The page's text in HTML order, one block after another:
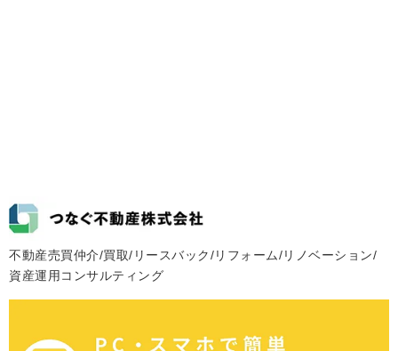
不動産売買仲介/買取/リースバック/リフォーム/リノベーション/
資産運用コンサルティング